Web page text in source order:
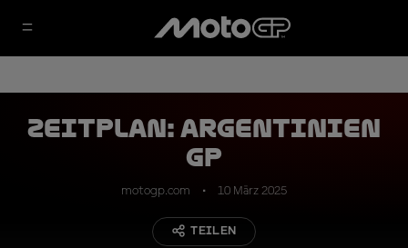
ZEITPLAN: Argentinien
GP
motogp.com 10 März 2025
TEILEN